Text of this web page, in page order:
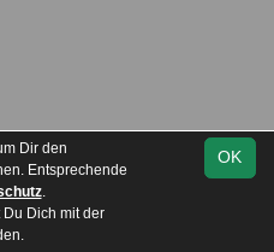
OK
Dir den
Entsprechende
.
Dich mit der